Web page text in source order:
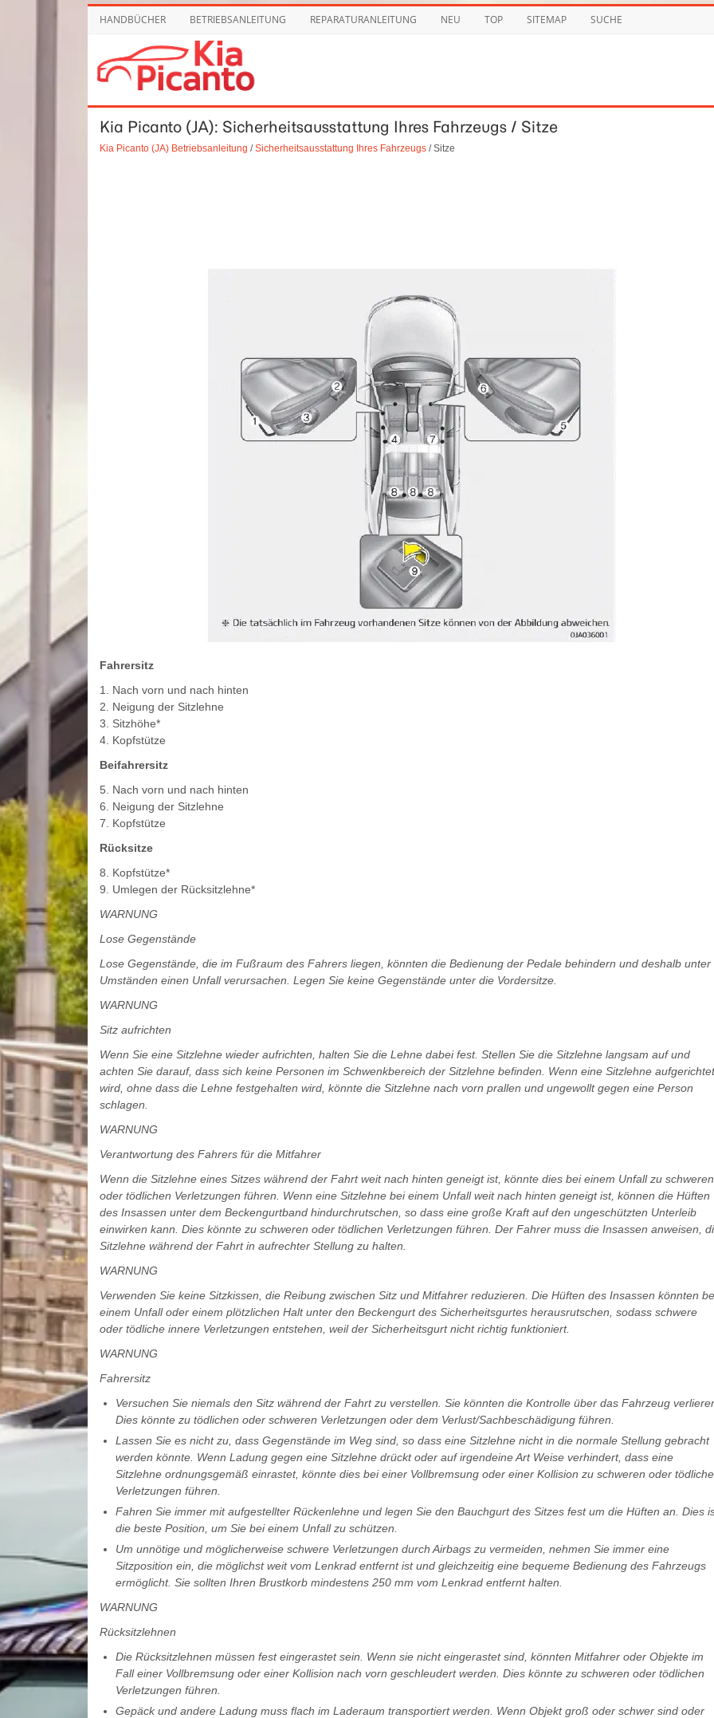
HANDBÜCHER BETRIEBSANLEITUNG REPARATURANLEITUNG NEU TOP SITEMAP SUCHE
Kia Picanto (JA): Sicherheitsausstattung Ihres Fahrzeugs / Sitze
Kia Picanto (JA) Betriebsanleitung /Sicherheitsausstattung Ihres Fahrzeugs/ Sitze
Fahrersitz
1. Nach vorn und nach hinten
2. Neigung der Sitzlehne
3. Sitzhöhe*
4. Kopfstütze
Beifahrersitz
5. Nach vorn und nach hinten
6. Neigung der Sitzlehne
7. Kopfstütze
Rücksitze
8. Kopfstütze*
9. Umlegen der Rücksitzlehne*
WARNUNG
Lose Gegenstände
Lose Gegenstände, die im Fußraum des Fahrers liegen, könnten die Bedienung der Pedale behindern und deshalb unter
Umständen einen Unfall verursachen. Legen Sie keine Gegenstände unter die Vordersitze.
WARNUNG
Sitz aufrichten
Wenn Sie eine Sitzlehne wieder aufrichten, halten Sie die Lehne dabei fest. Stellen Sie die Sitzlehne langsam auf und
achten Sie darauf, dass sich keine Personen im Schwenkbereich der Sitzlehne befinden. Wenn eine Sitzlehne aufgerichtet
wird, ohne dass die Lehne festgehalten wird, könnte die Sitzlehne nach vorn prallen und ungewollt gegen eine Person
schlagen.
WARNUNG
Verantwortung des Fahrers für die Mitfahrer
Wenn die Sitzlehne eines Sitzes während der Fahrt weit nach hinten geneigt ist, könnte dies bei einem Unfall zu schweren
oder tödlichen Verletzungen führen. Wenn eine Sitzlehne bei einem Unfall weit nach hinten geneigt ist, können die Hüften
des Insassen unter dem Beckengurtband hindurchrutschen, so dass eine große Kraft auf den ungeschützten Unterleib
einwirken kann. Dies könnte zu schweren oder tödlichen Verletzungen führen. Der Fahrer muss die Insassen anweisen,
Sitzlehne während der Fahrt in aufrechter Stellung zu halten.
WARNUNG
Verwenden Sie keine Sitzkissen, die Reibung zwischen Sitz und Mitfahrer reduzieren. Die Hüften des Insassen könnten
einem Unfall oder einem plötzlichen Halt unter den Beckengurt des Sicherheitsgurtes herausrutschen, sodass schwere
oder tödliche innere Verletzungen entstehen, weil der Sicherheitsgurt nicht richtig funktioniert.
WARNUNG
Fahrersitz
Versuchen Sie niemals den Sitz während der Fahrt zu verstellen. Sie könnten die Kontrolle über das Fahrzeug
Dies könnte zu tödlichen oder schweren Verletzungen oder dem Verlust/Sachbeschädigung führen.
Lassen Sie es nicht zu, dass Gegenstände im Weg sind, so dass eine Sitzlehne nicht in die normale Stellung gebracht
werden könnte. Wenn Ladung gegen eine Sitzlehne drückt oder auf irgendeine Art Weise verhindert, dass eine
Sitzlehne ordnungsgemäß einrastet, könnte dies bei einer Vollbremsung oder einer Kollision zu schweren oder
Verletzungen führen.
Fahren Sie immer mit aufgestellter Rückenlehne und legen Sie den Bauchgurt des Sitzes fest um die Hüften an. Dies
die beste Position, um Sie bei einem Unfall zu schützen.
Um unnötige und möglicherweise schwere Verletzungen durch Airbags zu vermeiden, nehmen Sie immer eine
Sitzposition ein, die möglichst weit vom Lenkrad entfernt ist und gleichzeitig eine bequeme Bedienung des Fahrzeugs
ermöglicht. Sie sollten Ihren Brustkorb mindestens 250 mm vom Lenkrad entfernt halten.
WARNUNG
Rücksitzlehnen
Die Rücksitzlehnen müssen fest eingerastet sein. Wenn sie nicht eingerastet sind, könnten Mitfahrer oder Objekte im
Fall einer Vollbremsung oder einer Kollision nach vorn geschleudert werden. Dies könnte zu schweren oder tödlichen
Verletzungen führen.
Gepäck und andere Ladung muss flach im Laderaum transportiert werden. Wenn Objekt groß oder schwer sind oder